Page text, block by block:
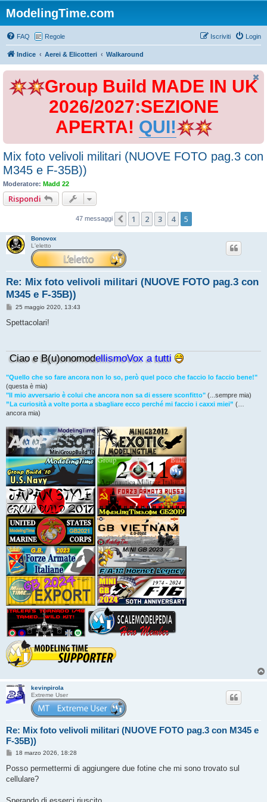
ModelingTime.com
FAQ Regole Login
Iscriviti
Indice Aerei & Elicotteri Walkaround
Group Build MADE IN UK
2026/2027:SEZIONE
APERTA! QUI!
Mix foto velivoli militari (NUOVE FOTO pag.3 con
M345 e F-35B))
Moderatore: Madd 22
Rispondi
47 messaggi Precedente
1 2 3 4 5
Bonovox
L'eletto
Re: Mix foto velivoli militari (NUOVE FOTO pag.3 con
M345 e F-35B))
M
s
i
o
25 maggio 2020, 13:43
Spettacolari!
Ciao e B(u)onomodellismoVox a tutti
"Quello che so fare ancora non lo so, però quel poco che faccio lo faccio bene!"
(questa è mia)
"Il mio avversario è colui che ancora non sa di essere sconfitto" (...sempre mia)
”La curiosità a volte porta a sbagliare ecco perché mi faccio i caxxi miei” (…
ancora mia)
kevinpirola
Extreme User
Re: Mix foto velivoli militari (NUOVE FOTO pag.3 con M345 e
F-35B))
M
s
a
18 marzo 2026, 18:28
Posso permettermi di aggiungere due fotine che mi sono trovato sul
cellulare?